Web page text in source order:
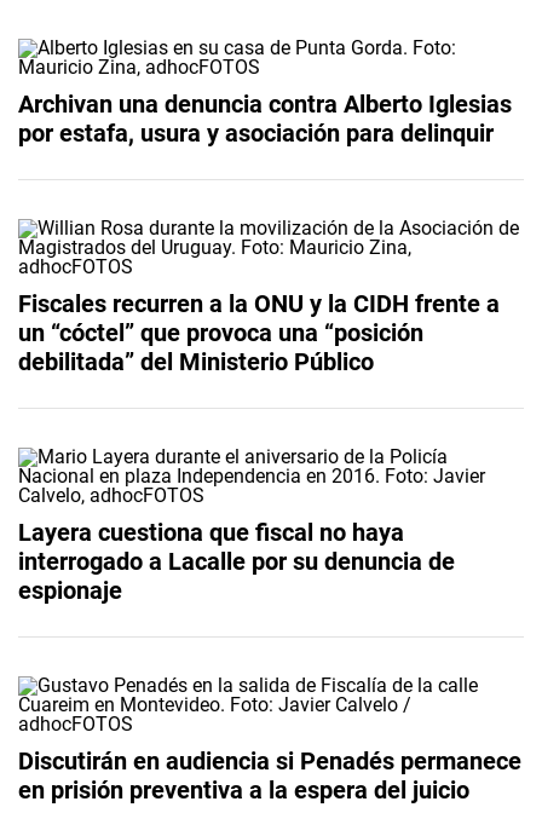
Archivan una denuncia contra Alberto Iglesias
por estafa, usura y asociación para delinquir
Fiscales recurren a la ONU y la CIDH frente a
un “cóctel” que provoca una “posición
debilitada” del Ministerio Público
Layera cuestiona que fiscal no haya
interrogado a Lacalle por su denuncia de
espionaje
Discutirán en audiencia si Penadés permanece
en prisión preventiva a la espera del juicio